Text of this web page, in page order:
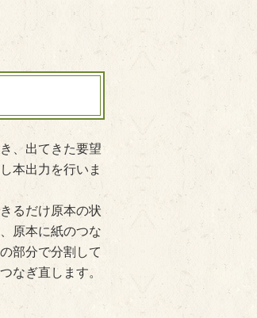
、出てきた要望
本出力を行いま
るだけ原本の状
原本に紙のつな
部分で分割して
なぎ直します。